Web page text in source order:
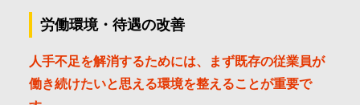
労働環境・待遇の改善
人手不足を解消するためには、まず既存の従業員が
働き続けたいと思える環境を整えることが重要で